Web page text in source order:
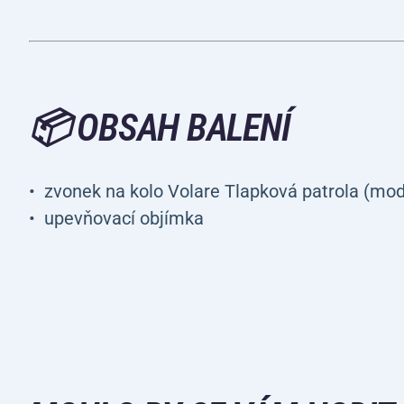
📦 OBSAH BALENÍ
zvonek na kolo Volare Tlapková patrola
upevňovací objímka